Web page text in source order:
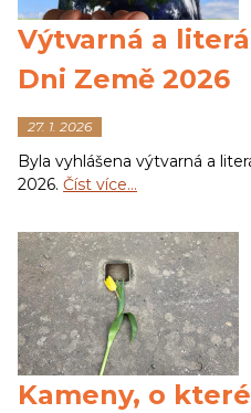
Výtvarná a
Dni Země 2026
27. 1. 2026
Byla vyhlášena výtvarná a
2026. Číst více…
Kameny, o